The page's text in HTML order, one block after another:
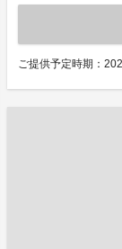
ご提供予定時期：